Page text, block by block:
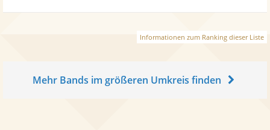
Informationen zum Ranking dieser Liste
Mehr Bands im größeren Umkreis finden